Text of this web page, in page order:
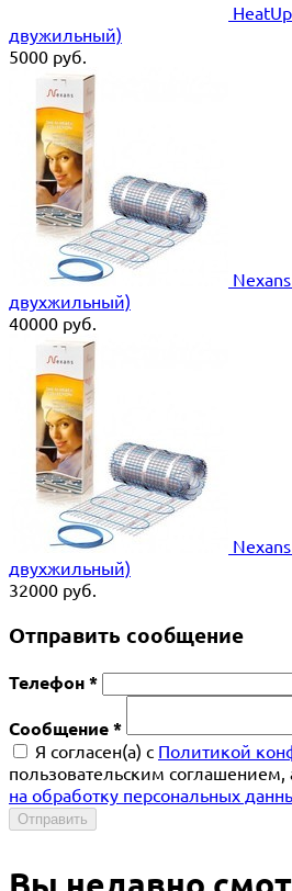
двужильный)
5000 руб.
двухжильный)
40000 руб.
двухжильный)
32000 руб.
Отправить сообщение
Телефон *
Сообщение *
Я согласен(a) с Политикой
пользовательским
на обработку персональных
Отправить